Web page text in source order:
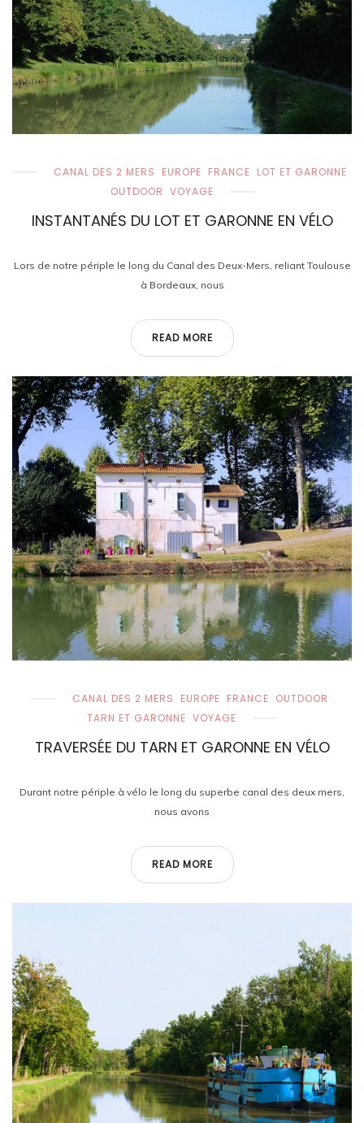
CANAL DES 2 MERS EUROPE FRANCE LOT ET GARONNE
OUTDOOR VOYAGE
INSTANTANÉS DU LOT ET GARONNE EN VÉLO
Lors de notre périple le long du Canal des Deux-Mers, reliant Toulouse
à Bordeaux, nous
READ MORE
CANAL DES 2 MERS EUROPE FRANCE OUTDOOR
TARN ET GARONNE VOYAGE
TRAVERSÉE DU TARN ET GARONNE EN VÉLO
Durant notre périple à vélo le long du superbe canal des deux mers,
nous avons
READ MORE